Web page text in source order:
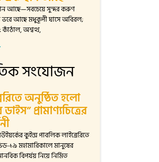
আছে—সবচেয়ে সুন্দর করুণ
ভরে আছে মধুকূপী ঘাসে অবিরল;
কাঁঠাল, অশ্বত্থ,
সংযোজন
অনুষ্ঠিত হলো
প্রামাণ্যচিত্রের
কুইন্স পাবলিক লাইব্রেরিতে
১৯ মহামারিকালে মানুষের
বিপর্যয় নিয়ে নির্মিত